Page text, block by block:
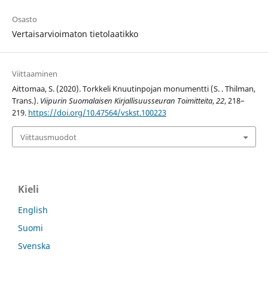
Osasto
Vertaisarvioimaton tietolaatikko
Viittaaminen
Aittomaa, S. (2020). Torkkeli Knuutinpojan monumentti (S. . Thilman,
Trans.). Viipurin Suomalaisen Kirjallisuusseuran Toimitteita,22, 218–
219. https://doi.org/10.47564/vskst.100223
Viittausmuodot
Kieli
English
Suomi
Svenska